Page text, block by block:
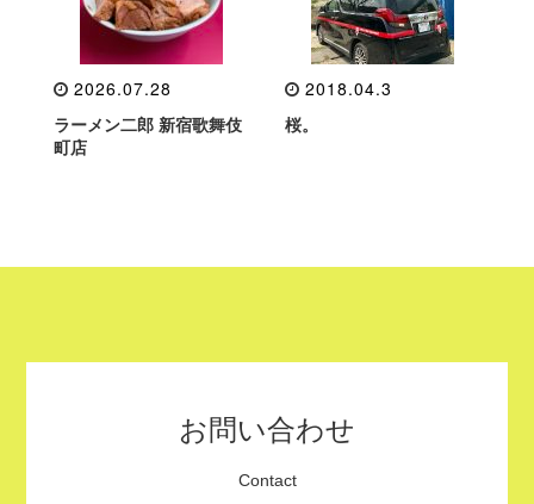
2026.07.28
ラーメン二郎 新宿歌舞伎
町店
2018.04.3
桜。
お問い合わせ
Contact